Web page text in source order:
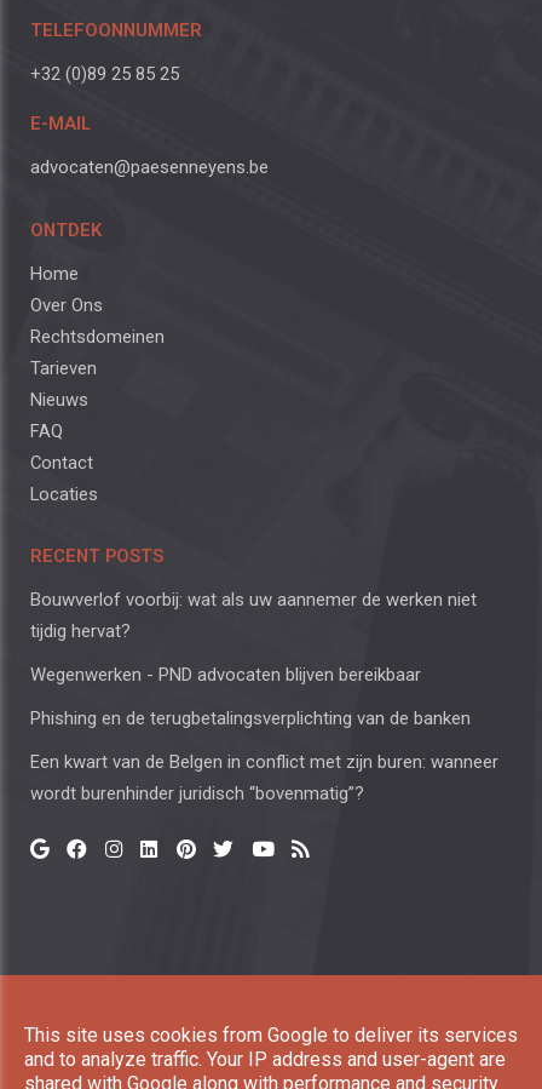
TELEFOONNUMMER
+32 (0)89 25 85 25
E-MAIL
advocaten@paesenneyens.be
ONTDEK
Home
Over Ons
Rechtsdomeinen
Tarieven
Nieuws
FAQ
Contact
Locaties
RECENT POSTS
Bouwverlof voorbij: wat als uw aannemer de werken niet
tijdig hervat?
Wegenwerken - PND advocaten blijven bereikbaar
Phishing en de terugbetalingsverplichting van de banken
Een kwart van de Belgen in conflict met zijn buren: wanneer
wordt burenhinder juridisch “bovenmatig”?
reserved. |Privacy & Cookies|UP-TO-DATE WebDesign
This site uses cookies from Google to deliver its services
and to analyze traffic. Your IP address and user-agent are
shared with Google along with performance and security